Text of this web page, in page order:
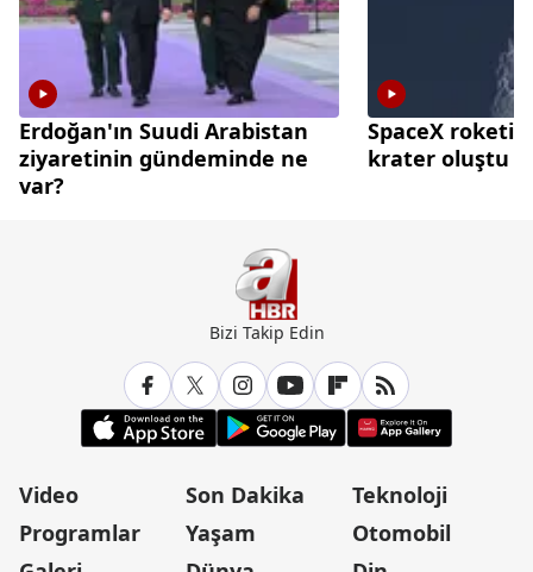
Erdoğan'ın Suudi Arabistan
ziyaretinin gündeminde ne
var?
SpaceX roketi
krater oluştu
Bizi Takip Edin
Video
Programlar
Son Dakika
Yaşam
Teknoloji
Otomobil